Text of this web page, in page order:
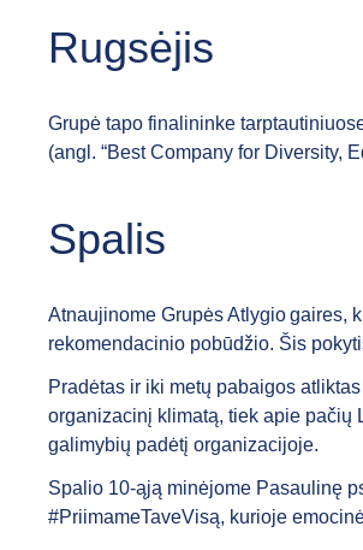
Rugsėjis
Grupė tapo finalininke
(angl. “Best Company for Diversity,
Spalis
Atnaujinome Grupės Atlygio gaires,
rekomendacinio pobūdžio. Šis
Pradėtas ir iki metų pabaigos
organizacinį klimatą, tiek apie pačių
galimybių padėtį organizacijoje.
Spalio 10-ąją minėjome Pasaulinę
#PriimameTaveVisą, kurioje